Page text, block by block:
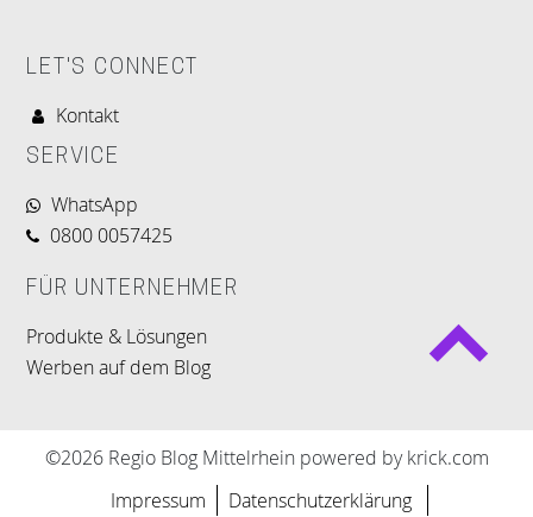
LET'S CONNECT
Kontakt
SERVICE
WhatsApp
0800 0057425
FÜR UNTERNEHMER
Produkte & Lösungen
Werben auf dem Blog
©2026 Regio Blog Mittelrhein powered by krick.com
Impressum
Datenschutzerklärung